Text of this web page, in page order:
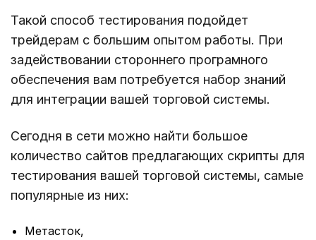
Такой способ тестирования подойдет
трейдерам с большим опытом работы. При
задействовании стороннего програмного
обеспечения вам потребуется набор знаний
для интеграции вашей торговой системы.
Сегодня в сети можно найти большое
количество сайтов предлагающих скрипты для
тестирования вашей торговой системы, самые
популярные из них:
Метасток,